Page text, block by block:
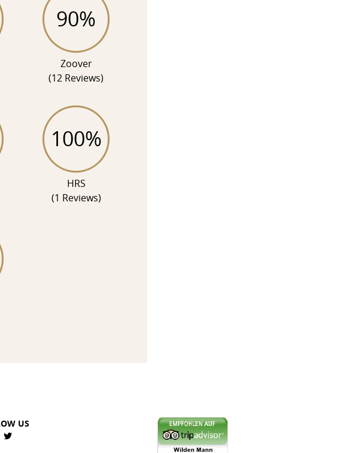
90%
Zoover
(12 Reviews)
100%
HRS
(1 Reviews)
US